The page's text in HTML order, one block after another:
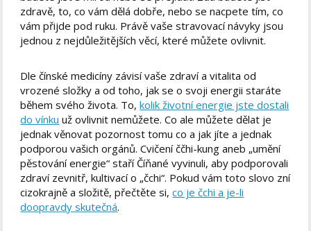
zdravě, to, co vám dělá dobře, nebo se nacpete tím, co
vám přijde pod ruku. Právě vaše stravovací návyky jsou
jednou z nejdůležitějších věcí, které můžete ovlivnit.
Dle čínské medicíny závisí vaše zdraví a vitalita od
vrozené složky a od toho, jak se o svoji energii staráte
během svého života. To,kolik životní energie jste dostali
do vínku už ovlivnit nemůžete. Co ale můžete dělat je
jednak věnovat pozornost tomu co a jak jíte a jednak
podporou vašich orgánů. Cvičení ččhi-kung aneb „umění
pěstování energie“ staří Číňané vyvinuli, aby podporovali
zdraví zevnitř, kultivací o „čchi“. Pokud vám toto slovo zní
cizokrajně a složitě, přečtěte si,co je čchi a je-li
doopravdy skutečná.